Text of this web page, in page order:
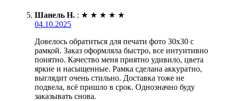
Шанель Н. : ★ ★ ★ ★ ★
04.10.2025
Довелось обратиться для печати фото 30х30 с
рамкой. Заказ оформляла быстро, все интуитивно
понятно. Качество меня приятно удивило, цвета
яркие и насыщенные. Рамка сделана аккуратно,
выглядит очень стильно. Доставка тоже не
подвела, всё пришло в срок. Однозначно буду
заказывать снова.